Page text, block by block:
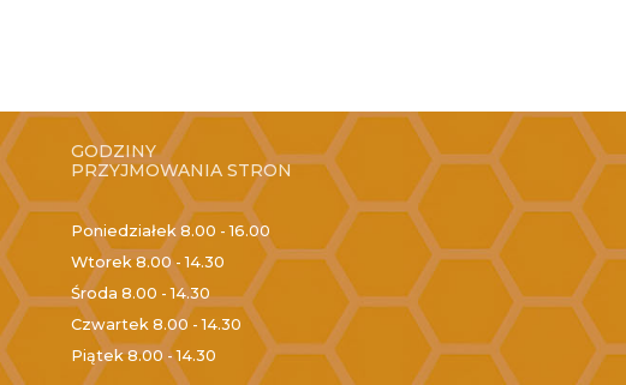
GODZINY
PRZYJMOWANIA STRON
Poniedziałek 8.00 - 16.00
Wtorek8.00 - 14.30
Środa 8.00 - 14.30
Czwartek 8.00 - 14.30
Piątek8.00 - 14.30